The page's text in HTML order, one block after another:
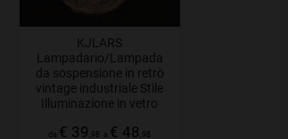
KJLARS
Lampadario/Lampada
da sospensione in retrò
vintage industriale Stile
Illuminazione in vetro
da € 39 ,98 a € 48 ,98